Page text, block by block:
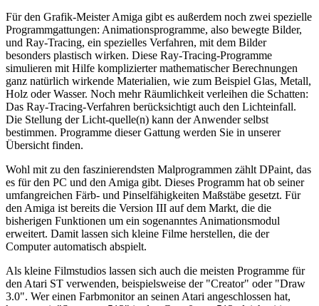
Für den Grafik-Meister Amiga gibt es außerdem noch zwei spezielle
Programmgattungen: Animationsprogramme, also bewegte Bilder,
und Ray-Tracing, ein spezielles Verfahren, mit dem Bilder
besonders plastisch wirken. Diese Ray-Tracing-Programme
simulieren mit Hilfe komplizierter mathematischer Berechnungen
ganz natürlich wirkende Materialien, wie zum Beispiel Glas, Metall,
Holz oder Wasser. Noch mehr Räumlichkeit verleihen die Schatten:
Das Ray-Tracing-Verfahren berücksichtigt auch den Lichteinfall.
Die Stellung der Licht-quelle(n) kann der Anwender selbst
bestimmen. Programme dieser Gattung werden Sie in unserer
Übersicht finden.
Wohl mit zu den faszinierendsten Malprogrammen zählt DPaint, das
es für den PC und den Amiga gibt. Dieses Programm hat ob seiner
umfangreichen Färb- und Pinselfähigkeiten Maßstäbe gesetzt. Für
den Amiga ist bereits die Version III auf dem Markt, die die
bisherigen Funktionen um ein sogenanntes Animationsmodul
erweitert. Damit lassen sich kleine Filme herstellen, die der
Computer automatisch abspielt.
Als kleine Filmstudios lassen sich auch die meisten Programme für
den Atari ST verwenden, beispielsweise der "Creator" oder "Draw
3.0". Wer einen Farbmonitor an seinen Atari angeschlossen hat,